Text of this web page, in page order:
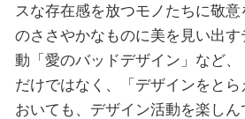
スな存在感を放つモノたちに敬
のささやかなものに美を見い出
動「愛のバッドデザイン」など、
だけではなく、「デザインをと
おいても、デザイン活動を楽しん